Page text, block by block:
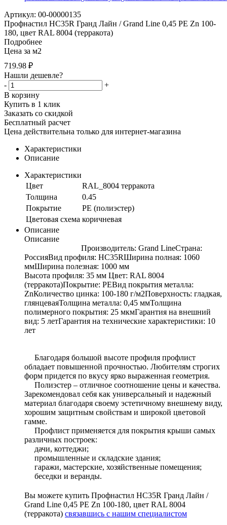
Артикул: 00-00000135
Профнастил HC35R Гранд Лайн / Grand Line 0,45 PE Zn 100-
180, цвет RAL 8004 (терракота)
Подробнее
Цена за м2
719.98 ₽
Нашли дешевле?
-
+
В корзину
Купить в 1 клик
Заказать со скидкой
Бесплатный расчет
Цена действительна только для интернет-магазина
Характеристики
Описание
Характеристики
Цвет
RAL_8004 терракота
Толщина
0.45
Покрытие
PE (полиэстер)
Цветовая схема коричневая
Описание
Описание
Производитель: Grand LineСтрана:
РоссияВид профиля: HC35RШирина полная: 1060
ммШирина полезная: 1000 мм
Высота профиля: 35 мм Цвет: RAL 8004
(терракота)Покрытие: PEВид покрытия металла:
ZnКоличество цинка: 100-180 г/м2Поверхность: гладкая,
глянцеваяТолщина металла: 0,45 ммТолщина
полимерного покрытия: 25 мкмГарантия на внешний
вид: 5 летГарантия на технические характеристики: 10
лет
Благодаря большой высоте профиля профлист
обладает повышенной прочностью. Любителям строгих
форм придется по вкусу ярко выраженная геометрия.
Полиэстер – отличное соотношение цены и качества.
Зарекомендовал себя как универсальный и надежный
материал благодаря своему эстетичному внешнему виду,
хорошим защитным свойствам и широкой цветовой
гамме.
Профлист применяется для покрытия крыши самых
различных построек:
дачи, коттеджи;
промышленные и складские здания;
гаражи, мастерские, хозяйственные помещения;
беседки и веранды.
Вы можете купить Профнастил HC35R Гранд Лайн /
Grand Line 0,45 PE Zn 100-180, цвет RAL 8004
(терракота) связавшись с нашим специалистом